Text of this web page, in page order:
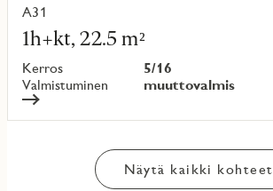
A31
1h+kt, 22.5 m²
Kerros
5/16
Valmistuminen
muuttovalmis
Lue
lisää
kohteesta
Näytä kaikki kohteet